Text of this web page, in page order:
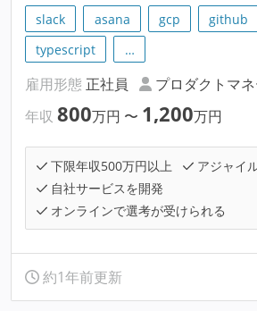
slack asana gcp github
typescript
…
雇用形態 正社員 プロダクトマ
年収 800万円 〜 1,200万円
下限年収500万円以上
アジャイ
自社サービスを開発
オンラインで選考が受けられる
約1年前更新